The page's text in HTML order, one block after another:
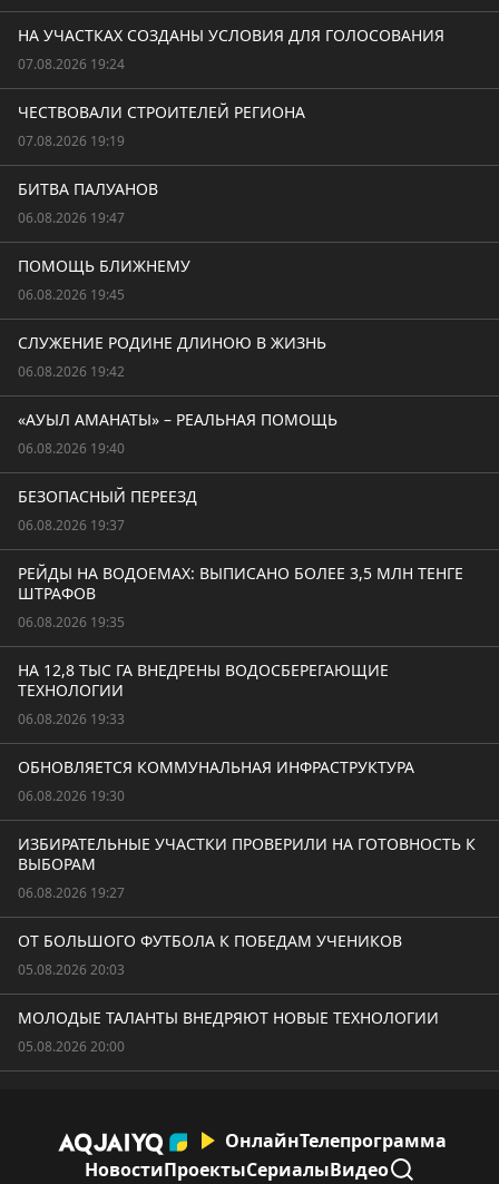
НА УЧАСТКАХ СОЗДАНЫ УСЛОВИЯ ДЛЯ ГОЛОСОВАНИЯ
07.08.2026 19:24
ЧЕСТВОВАЛИ СТРОИТЕЛЕЙ РЕГИОНА
07.08.2026 19:19
БИТВА ПАЛУАНОВ
06.08.2026 19:47
ПОМОЩЬ БЛИЖНЕМУ
06.08.2026 19:45
СЛУЖЕНИЕ РОДИНЕ ДЛИНОЮ В ЖИЗНЬ
06.08.2026 19:42
«АУЫЛ АМАНАТЫ» – РЕАЛЬНАЯ ПОМОЩЬ
06.08.2026 19:40
БЕЗОПАСНЫЙ ПЕРЕЕЗД
06.08.2026 19:37
РЕЙДЫ НА ВОДОЕМАХ: ВЫПИСАНО БОЛЕЕ 3,5 МЛН ТЕНГЕ
ШТРАФОВ
06.08.2026 19:35
НА 12,8 ТЫС ГА ВНЕДРЕНЫ ВОДОСБЕРЕГАЮЩИЕ
ТЕХНОЛОГИИ
06.08.2026 19:33
ОБНОВЛЯЕТСЯ КОММУНАЛЬНАЯ ИНФРАСТРУКТУРА
06.08.2026 19:30
ИЗБИРАТЕЛЬНЫЕ УЧАСТКИ ПРОВЕРИЛИ НА ГОТОВНОСТЬ К
ВЫБОРАМ
06.08.2026 19:27
ОТ БОЛЬШОГО ФУТБОЛА К ПОБЕДАМ УЧЕНИКОВ
05.08.2026 20:03
МОЛОДЫЕ ТАЛАНТЫ ВНЕДРЯЮТ НОВЫЕ ТЕХНОЛОГИИ
05.08.2026 20:00
ОнлайнТелепрограмма
НовостиПроектыСериалыВидео